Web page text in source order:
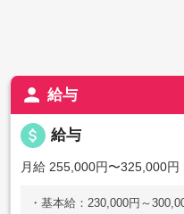
person 給与
attach_money 給与
月給 255,000円〜325,000円
・基本給：230,000円～